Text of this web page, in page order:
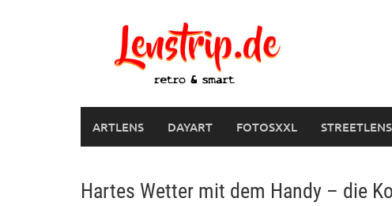
ARTLENS DAYART FOTOSXXL STREETLENS
Hartes Wetter mit dem Handy – die